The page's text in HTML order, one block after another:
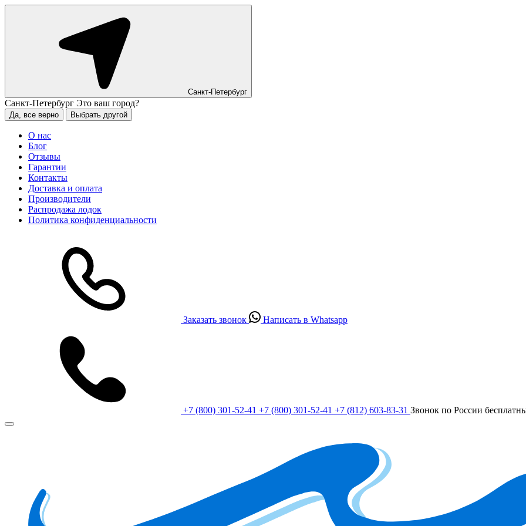
Санкт-Петербург
Санкт-Петербург Это ваш город?
Да, все верно Выбрать другой
О нас
Блог
Отзывы
Гарантии
Контакты
Доставка и оплата
Производители
Распродажа лодок
Политика конфиденциальности
Заказать звонок Написать в Whatsapp
+7 (800) 301-52-41 +7 (800) 301-52-41 +7 (812) 603-83-31 Звонок по России